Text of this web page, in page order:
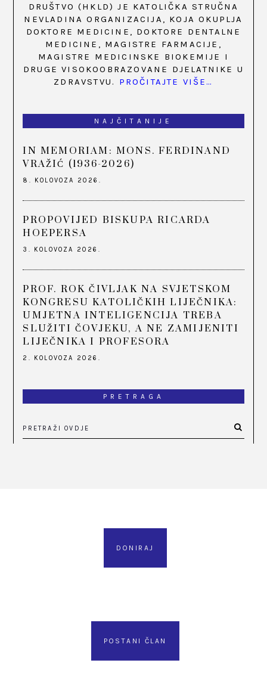
DRUŠTVO (HKLD) JE KATOLIČKA STRUČNA
NEVLADINA ORGANIZACIJA, KOJA OKUPLJA
DOKTORE MEDICINE, DOKTORE DENTALNE
MEDICINE, MAGISTRE FARMACIJE,
MAGISTRE MEDICINSKE BIOKEMIJE I
DRUGE VISOKOOBRAZOVANE DJELATNIKE U
ZDRAVSTVU. PROČITAJTE VIŠE…
NAJČITANIJE
IN MEMORIAM: MONS. FERDINAND
VRAŽIĆ (1936-2026)
8. KOLOVOZA 2026.
PROPOVIJED BISKUPA RICARDA
HOEPERSA
3. KOLOVOZA 2026.
PROF. ROK ČIVLJAK NA SVJETSKOM
KONGRESU KATOLIČKIH LIJEČNIKA:
UMJETNA INTELIGENCIJA TREBA
SLUŽITI ČOVJEKU, A NE ZAMIJENITI
LIJEČNIKA I PROFESORA
2. KOLOVOZA 2026.
PRETRAGA
DONIRAJ
POSTANI ČLAN